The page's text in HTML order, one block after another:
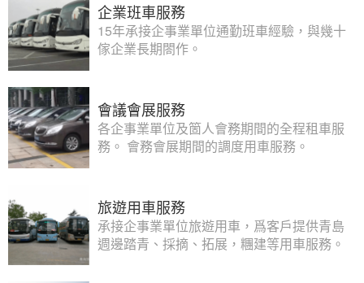
企業班車服務
15年承接企事業單位通勤班車經驗，與幾十
傢企業長期閤作。
會議會展服務
各企事業單位及箇人會務期間的全程租車服
務。 會務會展期間的調度用車服務。
旅遊用車服務
承接企事業單位旅遊用車，爲客戶提供青島
週邊踏青、採摘、拓展，糰建等用車服務。